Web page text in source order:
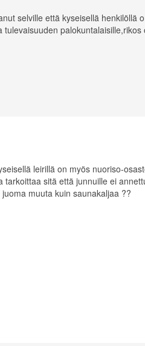
selville että kyseisellä henkilöllä
tulevaisuuden palokuntalaisille,rikos
leirillä on myös nuoriso-
tarkoittaa sitä että junnuille ei
juoma muuta kuin saunakaljaa ??